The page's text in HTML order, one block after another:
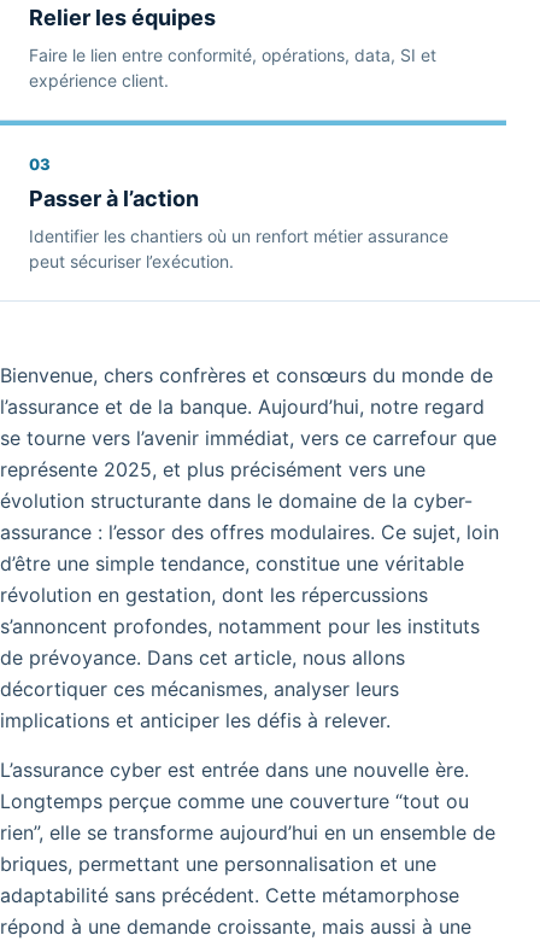
Relier les équipes
Faire le lien entre conformité, opérations, data, SI et
expérience client.
03
Passer à l’action
Identifier les chantiers où un renfort métier assurance
peut sécuriser l’exécution.
Bienvenue, chers confrères et consœurs du monde de
l’assurance et de la banque. Aujourd’hui, notre regard
se tourne vers l’avenir immédiat, vers ce carrefour que
représente 2025, et plus précisément vers une
évolution structurante dans le domaine de la cyber-
assurance : l’essor des offres modulaires. Ce sujet, loin
d’être une simple tendance, constitue une véritable
révolution en gestation, dont les répercussions
s’annoncent profondes, notamment pour les instituts
de prévoyance. Dans cet article, nous allons
décortiquer ces mécanismes, analyser leurs
implications et anticiper les défis à relever.
L’assurance cyber est entrée dans une nouvelle ère.
Longtemps perçue comme une couverture “tout ou
rien”, elle se transforme aujourd’hui en un ensemble de
briques, permettant une personnalisation et une
adaptabilité sans précédent. Cette métamorphose
répond à une demande croissante, mais aussi à une